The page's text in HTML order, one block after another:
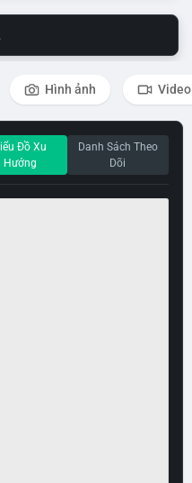
Hình ảnh Video
Đồ Xu
Hướng
Danh Sách Theo
Dõi